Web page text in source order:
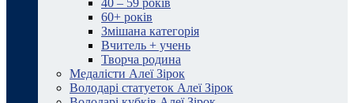
40 – 59 років
60+ років
Змішана категорія
Вчитель + учень
Творча родина
Медалісти Алеї Зірок
Володарі статуеток Алеї Зірок